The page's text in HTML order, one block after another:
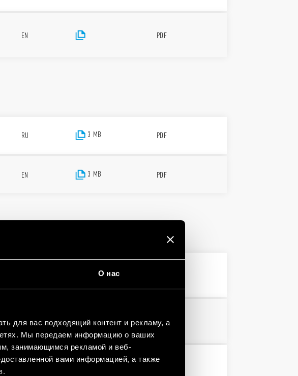
О нас
для вас подходящий контент и рекламу, а
Мы передаем информацию о ваших
занимающимся рекламой и веб-
вами информацией, а также
EN PDF
RU 3 MB PDF
EN 3 MB PDF
3 MB
EN PDF
EN PDF